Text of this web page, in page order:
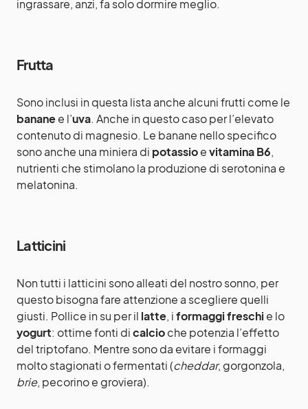
ingrassare, anzi, fa solo dormire meglio.
Frutta
Sono inclusi in questa lista anche alcuni frutti come le
bananee l’uva. Anche in questo caso per l’elevato
contenuto di magnesio. Le banane nello specifico
sono anche una miniera di potassioevitamina B6,
nutrienti che stimolano la produzione di serotonina e
melatonina.
Latticini
Non tutti i latticini sono alleati del nostro sonno, per
questo bisogna fare attenzione a scegliere quelli
giusti. Pollice in su per il latte, iformaggi freschi e lo
yogurt: ottime fonti dicalcioche potenzia l’effetto
del triptofano. Mentre sono da evitare i formaggi
molto stagionati o fermentati (cheddar, gorgonzola,
brie, pecorino e groviera).